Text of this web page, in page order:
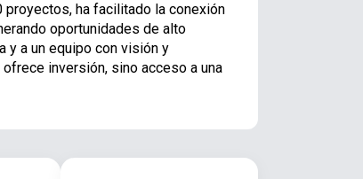
ha facilitado la conexión
oportunidades de alto
y a un equipo con visión y
inversión, sino acceso a una